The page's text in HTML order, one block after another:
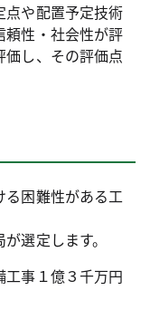
や配置予定技術
頼性・社会性が評
し、その評価点
困難性がある工
選定します。
事１億３千万円